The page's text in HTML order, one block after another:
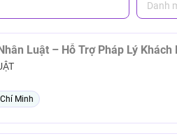
Danh
09 Cử Nhân Luật – Hỗ Trợ Pháp Lý
Minh